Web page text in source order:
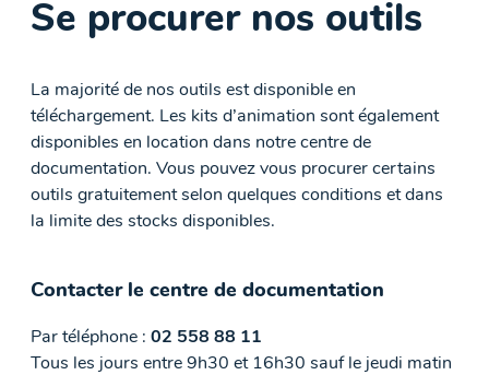
Se procurer nos outils
La majorité de nos outils est disponible en
téléchargement. Les kits d’animation sont également
disponibles en location dans notre centre de
documentation. Vous pouvez vous procurer certains
outils gratuitement selon quelques conditions et dans
la limite des stocks disponibles.
Contacter le centre de documentation
Par téléphone : 02 558 88 11
Tous les jours entre 9h30 et 16h30 sauf le jeudi matin